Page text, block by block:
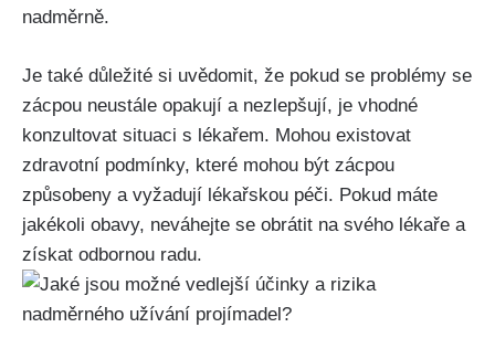
nadměrně.
Je‍ také důležité si uvědomit, že pokud se‍ problémy⁢ se
‍zácpou neustále opakují a nezlepšují,⁤ je vhodné
konzultovat situaci s lékařem. Mohou existovat
zdravotní podmínky, ​které mohou ⁣být zácpou
způsobeny a vyžadují lékařskou péči. Pokud ⁤máte
jakékoli obavy, neváhejte⁣ se obrátit na svého lékaře a
získat odbornou radu.